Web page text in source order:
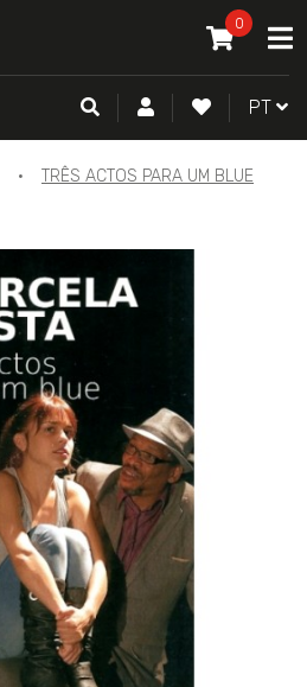
0
O MEU
ITEM(S) -
PESQUISACONTA DEFAZER
PT
TRÊS ACTOS PARA UM BLUE